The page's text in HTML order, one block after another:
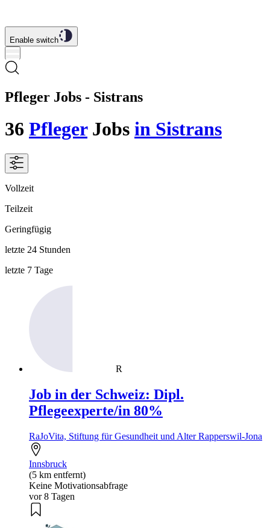
Enable switch
Pfleger Jobs - Sistrans
36 PflegerJobs in Sistrans
Vollzeit
Teilzeit
Geringfügig
letzte 24 Stunden
letzte 7 Tage
R
Job in der Schweiz: Dipl.
Pflegeexperte/in 80%
RaJoVita, Stiftung für Gesundheit und Alter Rapperswil-Jona
Innsbruck
(5 km entfernt)
Keine Motivationsabfrage
vor 8 Tagen